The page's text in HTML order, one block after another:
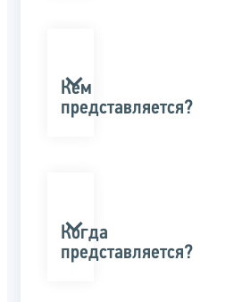
Кем
представляется?
Когда
представляется?